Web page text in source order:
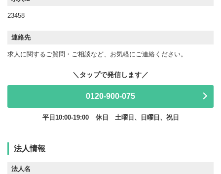
23458
連絡先
求人に関するご質問・ご相談など、お気軽にご連絡ください。
0120-900-075
平日10:00-19:00 休日 土曜日、日曜日、祝日
法人情報
法人名